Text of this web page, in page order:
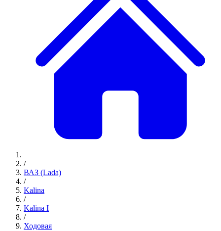
/
ВАЗ (Lada)
/
Kalina
/
Kalina I
/
Ходовая